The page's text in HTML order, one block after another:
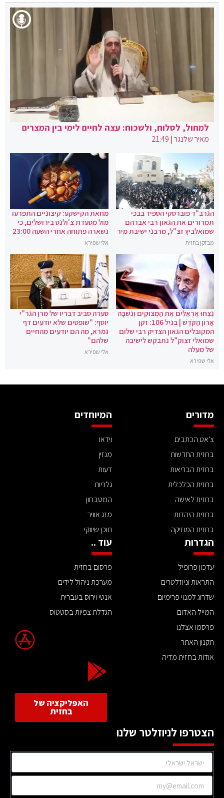
למחול, לסלוח, ולשכוח: עצה לחיים לימי בין המצרים
מאיר שלנגר|
21:49
הגרב"ד פוברסקי הספיד בבכי
תמרורים את הגאון רבי אברהם
שמואלביץ זצ"ל, מרבני ישיבת מיר
מבזקן בחזית
מחאת הקישקע: קיצוניים התפרעו
מול מסעדת צ'ולנט בירושלים, כי
נשארה פתוחה אחרי השעה 23:00
אלי שפירא
נִצְּחוּ אֶרְאֶלִּים אֶת הַמְּצוּקִים וְנִשְׁבָּה
אֲרוֹן הַקֹּדֶשׁ | בגיל 106: זקן
המקובלים הגאון הצדיק רבי שלום
שמואלי זצוק”ל נתבקש לישיבה
של מעלה
אלי שפירא
סערה סביב דבריו של מרן הגר"י
יוסף: "שופטים שלא יודעים דף
גמרא, מה הם יודעים מהחיים
שלהם"
אלי שפירא
מדורים
צ'אט הכתבים
בחזית החדשות
בחזית הבריאות
בחזית הכלכלית
בחזית לאישה
בחזית היהדות
בחזית המוזיקה
המיוחדים
וידאו
מגזין
דעות
גלריות
המטבחון
מזג אוויר
תוכן שיווקי
הגדרות
עדכון פרופיל
התראות וניוזלטרים
שדרוג למנוי פרימיום
המייל האדום
פרסמו אצלנו
תקנון האתר
אודות בחזית מדיה
עוד ..
פרסום בחזית
מערכת ניהול לידים
אנטי וירוס בעברית
הגדלת צפיות בסטטוס
האפליקציה של
בחזית
הצטרפו לניוזלטר שלנו